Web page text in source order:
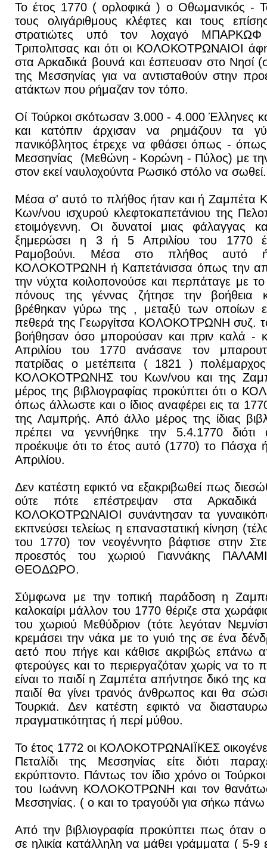
Το έτος 1770 ( ορλοφικά ) ο Οθωμανικός -
τους ολιγάριθμους κλέφτες και τους
στρατιώτες υπό τον λοχαγό ΜΠΑΡΚΩΦ
Τριπολιτσας και ότι οι ΚΟΛΟΚΟΤΡΩΝΑΙΟΙ
στα Αρκαδικά βουνά και έσπευσαν στο Νησί
της Μεσσηνίας για να αντισταθούν στην
ατάκτων που ρήμαζαν τον τόπο.
Οί Τούρκοι σκότωσαν 3.000 - 4.000 Έλληνες
και κατόπιν άρχισαν να ρημάζουν τα
πανικόβλητος έτρεχε να φθάσει όπως - όπως
Μεσσηνίας (Μεθώνη - Κορώνη - Πύλος) με την
στον εκεί ναυλοχούντα Ρωσικό στόλο να σωθεί.
Μέσα σ' αυτό το πλήθος ήταν και ή
Κων/νου ισχυρού κλεφτοκαπετάνιου της
ετοιμόγεννη. Οι δυνατοί μιας φάλαγγας
ξημερώσει η 3 ή 5 Απριλίου του 1770
Ραμοβούνι. Μέσα στο πλήθος αυτό
ΚΟΛΟΚΟΤΡΩΝΗ ή Καπετάνισσα όπως την
την νύχτα κοιλοπονούσε και περπάταγε με
πόνους της γέννας ζήτησε την βοήθεια
βρέθηκαν γύρω της , μεταξύ των οποίων
πεθερά της Γεωργίτσα ΚΟΛΟΚΟΤΡΩΝΗ συζ.
βοήθησαν όσο μπορούσαν και πριν καλά -
Απριλίου του 1770 ανάσανε τον
πατρίδας ο μετέπειτα ( 1821 )
ΚΟΛΟΚΟΤΡΩΝΗΣ του Κων/νου και της
μέρος της βιβλιογραφίας προκύπτει ότι ο
όπως άλλωστε και ο ίδιος αναφέρει εις τα
της Λαμπρής. Από άλλο μέρος της ίδιας
πρέπει να γεννήθηκε την 5.4.1770
προέκυψε ότι το έτος αυτό (1770) το Πάσχα
Απριλίου.
Δεν κατέστη εφικτό να εξακριβωθεί πως
ούτε πότε επέστρεψαν στα
ΚΟΛΟΚΟΤΡΩΝΑΙΟΙ συνάντησαν τα
εκπνεύσει τελείως η επαναστατική κίνηση
του 1770) τον νεογέννητο βάφτισε στην
προεστός του χωριού Γιαννάκης
ΘΕΟΔΩΡΟ.
Σύμφωνα με την τοπική παράδοση η
καλοκαίρι μάλλον του 1770 θέριζε στα
του χωριού Μεθύδριον (τότε λεγόταν
κρεμάσει την νάκα με το γυιό της σε ένα
αετό που πήγε και κάθισε ακριβώς επάνω
φτερούγες και το περιεργαζόταν χωρίς να το
είναι το παιδί η Ζαμπέτα απήντησε δικό της
παιδί θα γίνει τρανός άνθρωπος και θα
Τουρκιά. Δεν κατέστη εφικτό να
πραγματικότητας ή περί μύθου.
Το έτος 1772 οι ΚΟΛΟΚΟΤΡΩΝΑΙΪΚΕΣ
Πεταλίδι της Μεσσηνίας είτε διότι
εκρύπτοντο. Πάντως τον ίδιο χρόνο οι
του Ιωάννη ΚΟΛΟΚΟΤΡΩΝΗ και τον
Μεσσηνίας. ( ο και το τραγούδι για σήκω
Από την βιβλιογραφία προκύπτει πως
σε ηλικία κατάλληλη να μάθει γράμματα ( 5-9